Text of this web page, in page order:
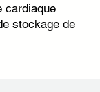
cardiaque
stockage de